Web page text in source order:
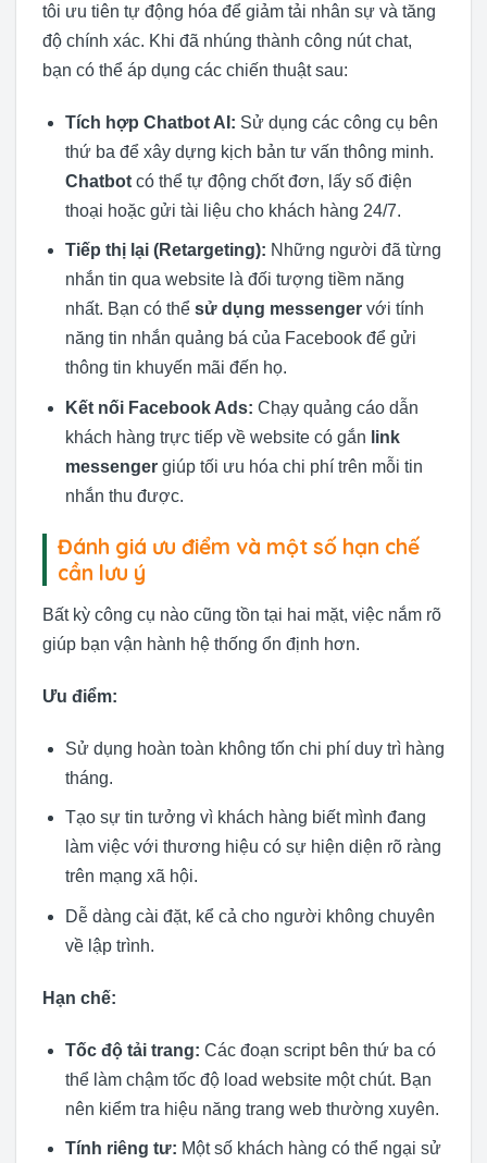
tôi ưu tiên tự động hóa để giảm tải nhân sự và tăng
độ chính xác. Khi đã nhúng thành công nút chat,
bạn có thể áp dụng các chiến thuật sau:
Tích hợp Chatbot AI: Sử dụng các công cụ bên
thứ ba để xây dựng kịch bản tư vấn thông minh.
Chatbotcó thể tự động chốt đơn, lấy số điện
thoại hoặc gửi tài liệu cho khách hàng 24/7.
Tiếp thị lại (Retargeting): Những người đã từng
nhắn tin qua website là đối tượng tiềm năng
nhất. Bạn có thể sử dụng messengervới tính
năng tin nhắn quảng bá của Facebook để gửi
thông tin khuyến mãi đến họ.
Kết nối Facebook Ads: Chạy quảng cáo dẫn
khách hàng trực tiếp về website có gắn link
messengergiúp tối ưu hóa chi phí trên mỗi tin
nhắn thu được.
Đánh giá ưu điểm và một số hạn chế
cần lưu ý
Bất kỳ công cụ nào cũng tồn tại hai mặt, việc nắm rõ
giúp bạn vận hành hệ thống ổn định hơn.
Ưu điểm:
Sử dụng hoàn toàn không tốn chi phí duy trì hàng
tháng.
Tạo sự tin tưởng vì khách hàng biết mình đang
làm việc với thương hiệu có sự hiện diện rõ ràng
trên mạng xã hội.
Dễ dàng cài đặt, kể cả cho người không chuyên
về lập trình.
Hạn chế:
Tốc độ tải trang: Các đoạn script bên thứ ba có
thể làm chậm tốc độ load website một chút. Bạn
nên kiểm tra hiệu năng trang web thường xuyên.
Tính riêng tư: Một số khách hàng có thể ngại sử